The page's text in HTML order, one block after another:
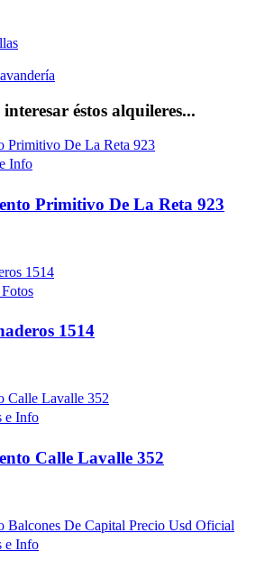
éstos alquileres...
Info
Primitivo De La Reta 923
1514
e Info
Calle Lavalle 352
e Info